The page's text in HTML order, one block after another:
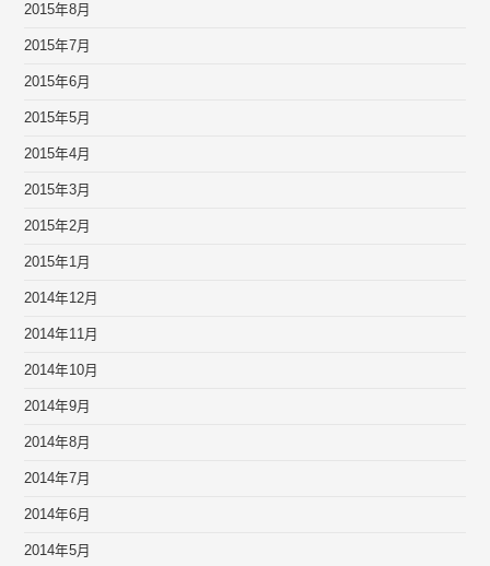
2015年8月
2015年7月
2015年6月
2015年5月
2015年4月
2015年3月
2015年2月
2015年1月
2014年12月
2014年11月
2014年10月
2014年9月
2014年8月
2014年7月
2014年6月
2014年5月